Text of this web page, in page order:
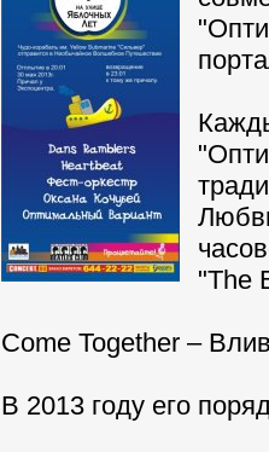
"The
Come Together –
В 2013 году его